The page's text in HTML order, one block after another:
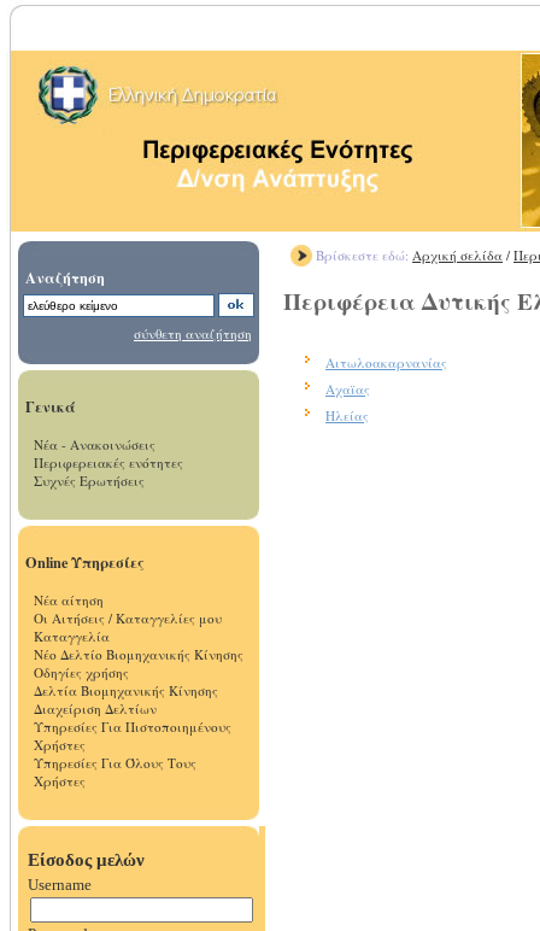
Αναζήτηση
σύνθετη αναζήτηση
Γενικά
Νέα - Ανακοινώσεις
Περιφερειακές ενότητες
Συχνές Ερωτήσεις
Online Υπηρεσίες
Νέα αίτηση
Οι Αιτήσεις / Καταγγελίες μου
Καταγγελία
Νέο Δελτίο Βιομηχανικής Κίνησης
Οδηγίες χρήσης
Δελτία Βιομηχανικής Κίνησης
Διαχείριση Δελτίων
Υπηρεσίες Για Πιστοποιημένους
Χρήστες
Υπηρεσίες Για Όλους Τους
Χρήστες
Βρίσκεστε εδώ: Αρχική σελίδα /
Περιφέρεια Δυτικής
Αιτωλοακαρνανίας
Αχαϊας
Ηλείας